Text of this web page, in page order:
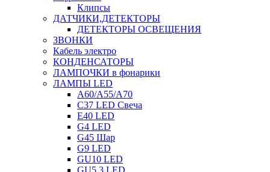
Клипсы
ДАТЧИКИ,ДЕТЕКТОРЫ
ДЕТЕКТОРЫ ОСВЕЩЕНИЯ
ЗВОНКИ
Кабель электро
КОНДЕНСАТОРЫ
ЛАМПОЧКИ в фонарики
ЛАМПЫ LED
A60/A55/A70
C37 LED Свеча
E40 LED
G4 LED
G45 Шар
G9 LED
GU10 LED
GU5.3 LED